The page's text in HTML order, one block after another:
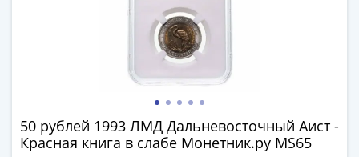
50 рублей 1993 ЛМД Дальневосточный Аист -
Красная книга в слабе Монетник.ру MS65